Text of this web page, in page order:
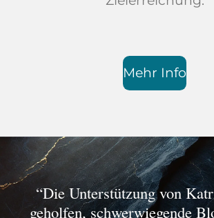
Mehr Info
“Die Unterstützung von
geholfen, schwerwiegende